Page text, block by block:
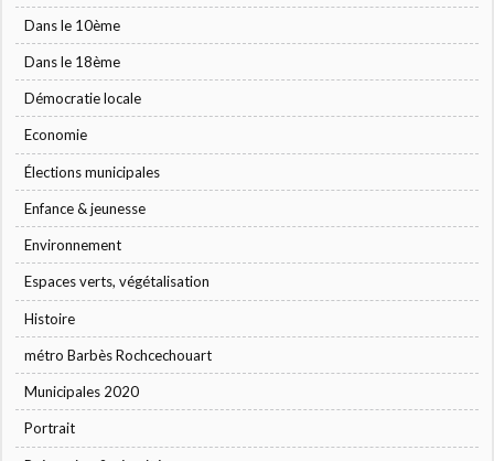
Dans le 10ème
Dans le 18ème
Démocratie locale
Economie
Élections municipales
Enfance & jeunesse
Environnement
Espaces verts, végétalisation
Histoire
métro Barbès Rochcechouart
Municipales 2020
Portrait